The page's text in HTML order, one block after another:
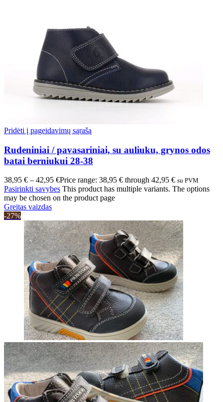
Pridėti į pageidavimų sąrašą
Rudeniniai / pavasariniai, su auliuku, grynos odos
batai berniukui 28-38
38,95 € – 42,95 €Price range: 38,95 € through 42,95 € su PVM
Pasirinkti savybes This product has multiple variants. The options
may be chosen on the product page
Greitas vaizdas
-27%